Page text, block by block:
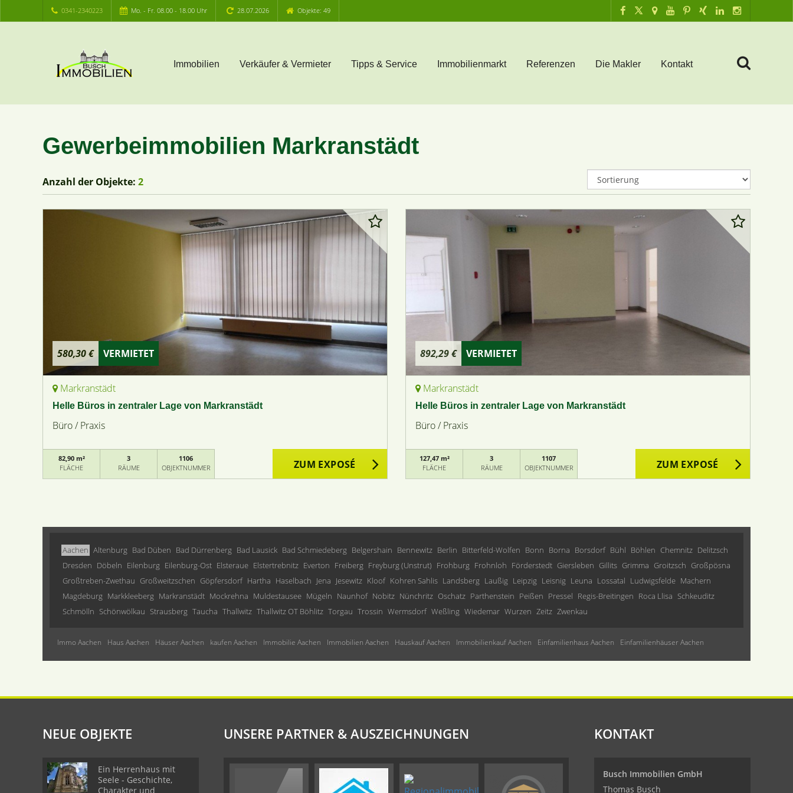
0341-2340223 Mo. - Fr. 08.00 - 18.00 Uhr 28.07.2026 Objekte: 49
Immobilien Verkäufer & Vermieter Tipps & Service Immobilienmarkt Referenzen Die Makler Kontakt
Gewerbeimmobilien Markranstädt
Anzahl der Objekte: 2
580,30 € VERMIETET
Markranstädt
Helle Büros in zentraler Lage von Markranstädt
Büro / Praxis
82,90 m²
FLÄCHE
3
RÄUME
1106
OBJEKTNUMMER
ZUM EXPOSÉ
892,29 € VERMIETET
Markranstädt
Helle Büros in zentraler Lage von Markranstädt
Büro / Praxis
127,47 m²
FLÄCHE
3
RÄUME
1107
OBJEKTNUMMER
ZUM EXPOSÉ
Aachen Altenburg Bad Düben Bad Dürrenberg Bad Lausick Bad Schmiedeberg Belgershain Bennewitz Berlin Bitterfeld-Wolfen Bonn Borna Borsdorf Bühl Böhlen Chemnitz Delitzsch
Dresden Döbeln Eilenburg Eilenburg-Ost Elsteraue Elstertrebnitz Everton Freiberg Freyburg (Unstrut) Frohburg Frohnloh Förderstedt Giersleben Gillits Grimma Groitzsch Großpösna
Großtreben-Zwethau Großweitzschen Göpfersdorf Hartha Haselbach Jena Jesewitz Kloof Kohren Sahlis Landsberg Laußig Leipzig Leisnig Leuna Lossatal Ludwigsfelde Machern
Magdeburg Markkleeberg Markranstädt Mockrehna Muldestausee Mügeln Naunhof Nobitz Nünchritz Oschatz Parthenstein Peißen Pressel Regis-Breitingen Roca Llisa Schkeuditz
Schmölln Schönwölkau Strausberg Taucha Thallwitz Thallwitz OT Böhlitz Torgau Trossin Wermsdorf Weßling Wiedemar Wurzen Zeitz Zwenkau
Immo Aachen Haus Aachen Häuser Aachen kaufen Aachen Immobilie Aachen Immobilien Aachen Hauskauf Aachen Immobilienkauf Aachen Einfamilienhaus Aachen Einfamilienhäuser Aachen
NEUE OBJEKTE
Ein Herrenhaus mit
Seele - Geschichte,
Charakter und
UNSERE PARTNER & AUSZEICHNUNGEN KONTAKT
Busch Immobilien GmbH
Thomas Busch